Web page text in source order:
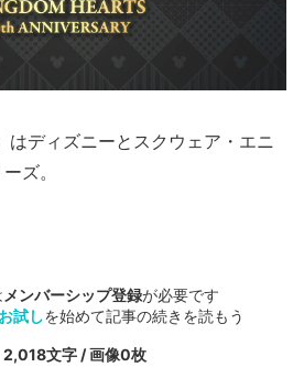
はディズニーとスクウェア・エニ
ズ。
メンバーシップ登録が必要です
試しを始めて記事の続きを読もう
2,018文字 / 画像0枚